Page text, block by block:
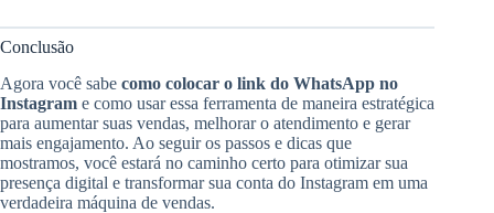
Conclusão
Agora você sabe como colocar o link do WhatsApp no
Instagram e como usar essa ferramenta de maneira estratégica
para aumentar suas vendas, melhorar o atendimento e gerar
mais engajamento. Ao seguir os passos e dicas que
mostramos, você estará no caminho certo para otimizar sua
presença digital e transformar sua conta do Instagram em uma
verdadeira máquina de vendas.